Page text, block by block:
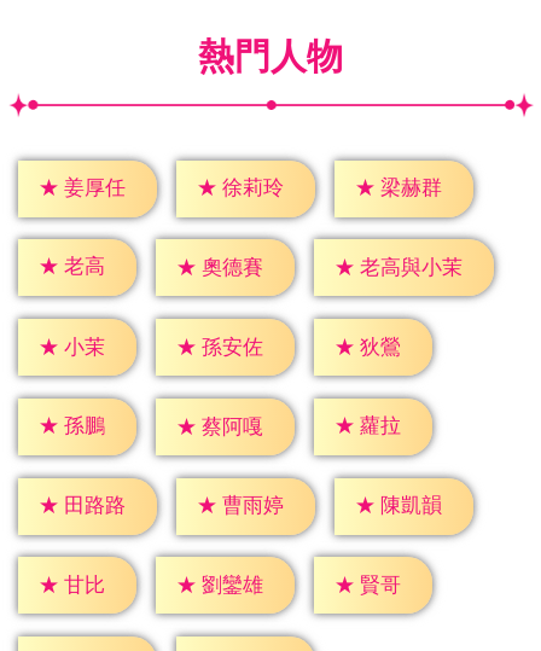
熱門人物
★ 姜厚任 ★ 徐莉玲 ★ 梁赫群
★ 老高 ★ 奧德賽 ★ 老高與小茉
★ 小茉 ★ 孫安佐 ★ 狄鶯
★ 孫鵬 ★ 蔡阿嘎 ★ 蘿拉
★ 田路路 ★ 曹雨婷 ★ 陳凱韻
★ 甘比 ★ 劉鑾雄 ★ 賢哥